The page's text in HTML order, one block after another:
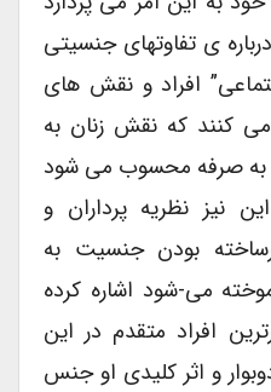
ی تفاوتهای جنسیتی
افراد و نقش های
کنند که نقش زنان به
به صرفه محسوب می شود
این نیز نظریه پرداران و
بودن جنسیت به
می-شود اشاره کرده
افراد متقدم در این
و اثر کلیدی او جنس